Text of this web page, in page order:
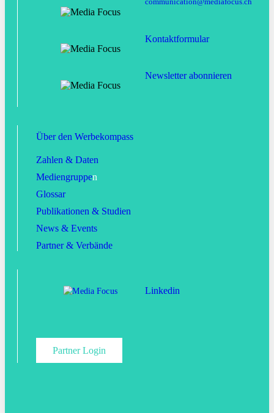
Kontaktformular
Newsletter abonnieren
Über den Werbekompass
Zahlen & Daten
Mediengruppen
Glossar
Publikationen & Studien
News & Events
Partner & Verbände
Linkedin
Partner Login